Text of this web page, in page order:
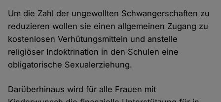
Um die Zahl der ungewollten Schwangerschaften zu
reduzieren wollen sie einen allgemeinen Zugang zu
kostenlosen Verhütungsmitteln und anstelle
religiöser Indoktrination in den Schulen eine
obligatorische Sexualerziehung.
Darüberhinaus wird für alle Frauen mit